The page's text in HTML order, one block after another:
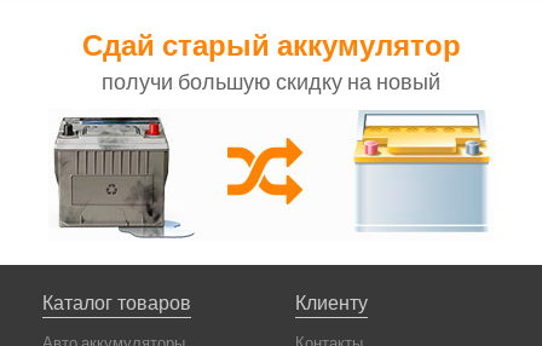
Сдай старый аккумулятор
получи большую скидку на новый
Каталог товаров Клиенту